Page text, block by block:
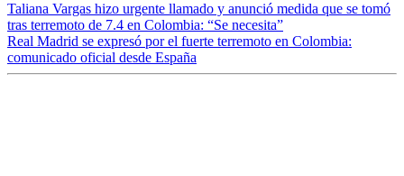
Taliana Vargas hizo urgente llamado y anunció medida que se tomó
tras terremoto de 7.4 en Colombia: “Se necesita”
Real Madrid se expresó por el fuerte terremoto en Colombia:
comunicado oficial desde España